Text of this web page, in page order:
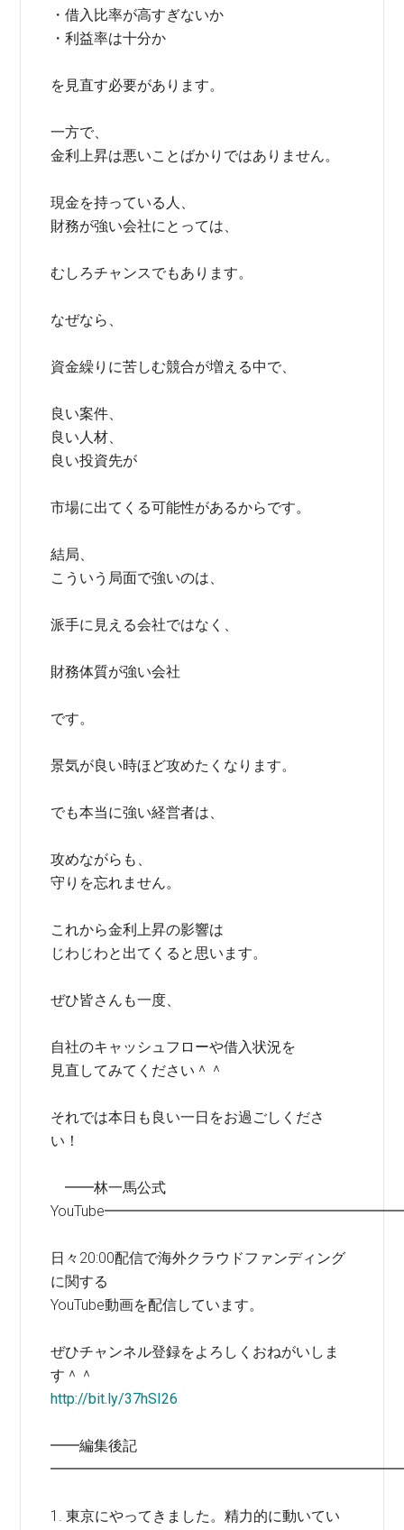
・借入比率が高すぎないか
・利益率は十分か
を見直す必要があります。
一方で、
金利上昇は悪いことばかりではありません。
現金を持っている人、
財務が強い会社にとっては、
むしろチャンスでもあります。
なぜなら、
資金繰りに苦しむ競合が増える中で、
良い案件、
良い人材、
良い投資先が
市場に出てくる可能性があるからです。
結局、
こういう局面で強いのは、
派手に見える会社ではなく、
財務体質が強い会社
です。
景気が良い時ほど攻めたくなります。
でも本当に強い経営者は、
攻めながらも、
守りを忘れません。
これから金利上昇の影響は
じわじわと出てくると思います。
ぜひ皆さんも一度、
自社のキャッシュフローや借入状況を
見直してみてください＾＾
それでは本日も良い一日をお過ごしくださ
い！
━━林一馬公式
日々20:00配信で海外クラウドファンディング
に関する
YouTube動画を配信しています。
ぜひチャンネル登録をよろしくおねがいしま
す＾＾
http://bit.ly/37hSI26
━━編集後記
1. 東京にやってきました。精力的に動いてい